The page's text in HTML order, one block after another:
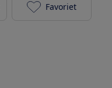
Melitta
Favoriet